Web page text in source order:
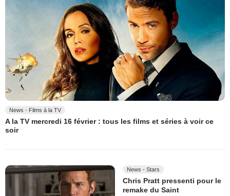
News - Films à la TV
A la TV mercredi 16 février : tous les films et séries à voir ce
soir
News - Stars
Chris Pratt pressenti pour le
remake du Saint